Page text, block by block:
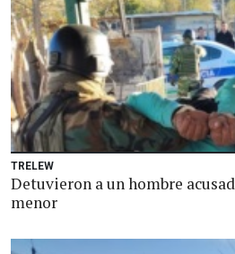
TRELEW
Detuvieron a un hombre
menor